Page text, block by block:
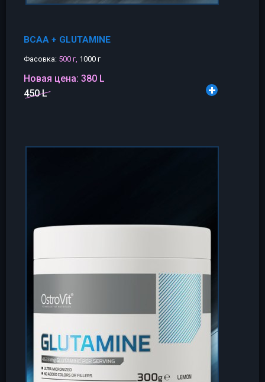
BCAA + GLUTAMINE
Фасовка: 500 г, 1000 г
Новая цена: 380 L
450 L